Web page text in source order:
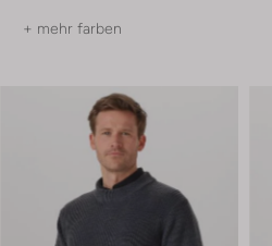
+ mehr farben